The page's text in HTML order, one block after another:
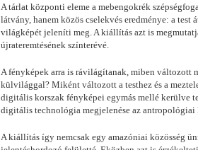
A tárlat központi eleme a mebengokrék
látvány, hanem közös cselekvés eredménye: a test
világképét jeleníti meg. A kiállítás azt is
újrateremtésének színterévé.
A fényképek arra is rávilágítanak, miben változott
külvilággal? Miként változott a testhez és a
digitális korszak fényképei egymás mellé kerülve
digitális technológia megjelenése az antropológiai
A kiállítás így nemcsak egy amazóniai közösség